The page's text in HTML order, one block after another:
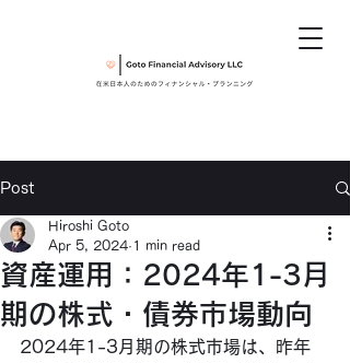
Post
資産運用：2024年1-3月
期の株式・債券市場動向
Hiroshi Goto
Apr 5, 2024 1 min read
2024年1-3月期の株式市場は、昨年